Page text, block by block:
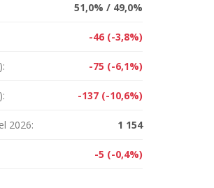
51,0% / 49,0%
-46 (-3,8%)
-75 (-6,1%)
-137 (-10,6%)
2026: 1 154
-5 (-0,4%)